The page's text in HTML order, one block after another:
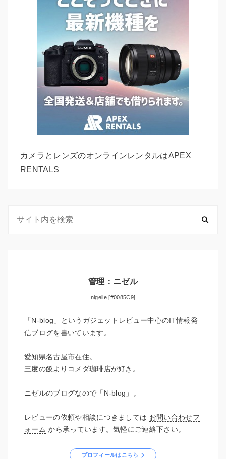
カメラとレンズのオンラインレンタルはAPEX
RENTALS
管理：ニゼル
nigelle [#0085C9]
「N-blog」というガジェットレビュー中心のIT情報発
信ブログを書いています。
愛知県名古屋市在住。
三度の飯よりコメダ珈琲店が好き。
ニゼルのブログなので「N-blog」。
レビューの依頼や相談につきましては お問い合わせフ
ォーム から承っています。気軽にご連絡下さい。
プロフィールはこちら